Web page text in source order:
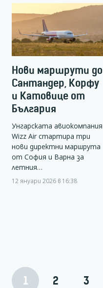
Нови маршрути до
Сантандер, Корфу
и Катовице от
България
Унгарската авиокомпания
Wizz Air стартира три
нови директни маршрута
от София и Варна за
летния…
12 януари 2026 в 16:38
1 2 3